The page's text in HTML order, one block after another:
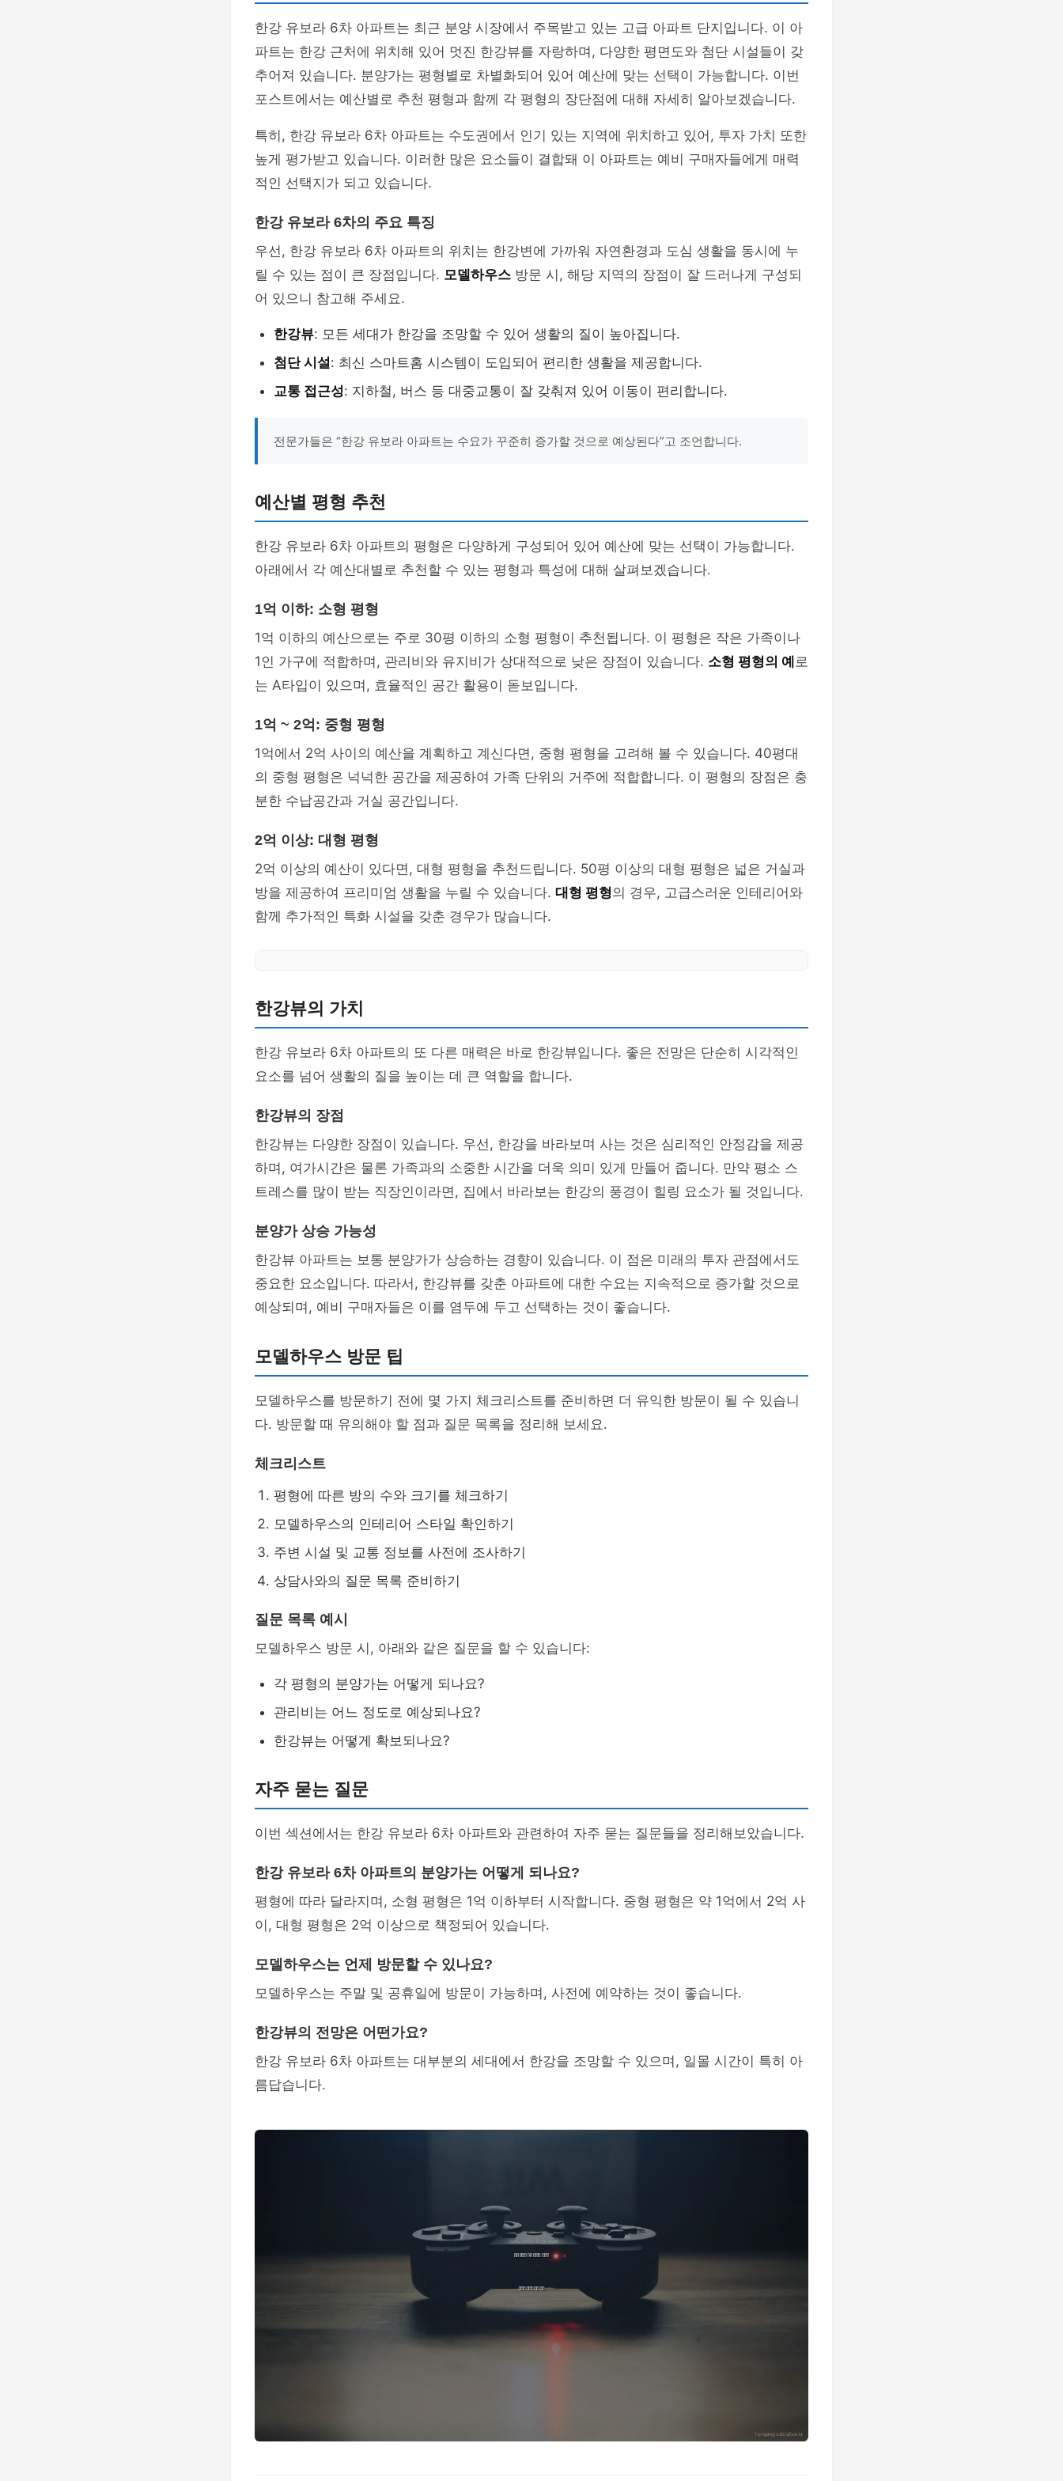
한강 유보라 6차 아파트는 최근 분양 시장에서 주목받고 있는 고급 아파트 단지입니다. 이 아
파트는 한강 근처에 위치해 있어 멋진 한강뷰를 자랑하며, 다양한 평면도와 첨단 시설들이 갖
추어져 있습니다. 분양가는 평형별로 차별화되어 있어 예산에 맞는 선택이 가능합니다. 이번
포스트에서는 예산별로 추천 평형과 함께 각 평형의 장단점에 대해 자세히 알아보겠습니다.
특히, 한강 유보라 6차 아파트는 수도권에서 인기 있는 지역에 위치하고 있어, 투자 가치 또한
높게 평가받고 있습니다. 이러한 많은 요소들이 결합돼 이 아파트는 예비 구매자들에게 매력
적인 선택지가 되고 있습니다.
한강 유보라 6차의 주요 특징
우선, 한강 유보라 6차 아파트의 위치는 한강변에 가까워 자연환경과 도심 생활을 동시에 누
릴 수 있는 점이 큰 장점입니다. 모델하우스 방문 시, 해당 지역의 장점이 잘 드러나게 구성되
어 있으니 참고해 주세요.
한강뷰: 모든 세대가 한강을 조망할 수 있어 생활의 질이 높아집니다.
첨단 시설: 최신 스마트홈 시스템이 도입되어 편리한 생활을 제공합니다.
교통 접근성: 지하철, 버스 등 대중교통이 잘 갖춰져 있어 이동이 편리합니다.
전문가들은 “한강 유보라 아파트는 수요가 꾸준히 증가할 것으로 예상된다”고 조언합니다.
예산별 평형 추천
한강 유보라 6차 아파트의 평형은 다양하게 구성되어 있어 예산에 맞는 선택이 가능합니다.
아래에서 각 예산대별로 추천할 수 있는 평형과 특성에 대해 살펴보겠습니다.
1억 이하: 소형 평형
1억 이하의 예산으로는 주로 30평 이하의 소형 평형이 추천됩니다. 이 평형은 작은 가족이나
1인 가구에 적합하며, 관리비와 유지비가 상대적으로 낮은 장점이 있습니다. 소형 평형의 예 로
는 A타입이 있으며, 효율적인 공간 활용이 돋보입니다.
1억 ~ 2억: 중형 평형
1억에서 2억 사이의 예산을 계획하고 계신다면, 중형 평형을 고려해 볼 수 있습니다. 40평대
의 중형 평형은 넉넉한 공간을 제공하여 가족 단위의 거주에 적합합니다. 이 평형의 장점은 충
분한 수납공간과 거실 공간입니다.
2억 이상: 대형 평형
2억 이상의 예산이 있다면, 대형 평형을 추천드립니다. 50평 이상의 대형 평형은 넓은 거실과
방을 제공하여 프리미엄 생활을 누릴 수 있습니다. 대형 평형의 경우, 고급스러운 인테리어와
함께 추가적인 특화 시설을 갖춘 경우가 많습니다.
한강뷰의 가치
한강 유보라 6차 아파트의 또 다른 매력은 바로 한강뷰입니다. 좋은 전망은 단순히 시각적인
요소를 넘어 생활의 질을 높이는 데 큰 역할을 합니다.
한강뷰의 장점
한강뷰는 다양한 장점이 있습니다. 우선, 한강을 바라보며 사는 것은 심리적인 안정감을 제공
하며, 여가시간은 물론 가족과의 소중한 시간을 더욱 의미 있게 만들어 줍니다. 만약 평소 스
트레스를 많이 받는 직장인이라면, 집에서 바라보는 한강의 풍경이 힐링 요소가 될 것입니다.
분양가 상승 가능성
한강뷰 아파트는 보통 분양가가 상승하는 경향이 있습니다. 이 점은 미래의 투자 관점에서도
중요한 요소입니다. 따라서, 한강뷰를 갖춘 아파트에 대한 수요는 지속적으로 증가할 것으로
예상되며, 예비 구매자들은 이를 염두에 두고 선택하는 것이 좋습니다.
모델하우스 방문 팁
모델하우스를 방문하기 전에 몇 가지 체크리스트를 준비하면 더 유익한 방문이 될 수 있습니
다. 방문할 때 유의해야 할 점과 질문 목록을 정리해 보세요.
체크리스트
평형에 따른 방의 수와 크기를 체크하기
모델하우스의 인테리어 스타일 확인하기
주변 시설 및 교통 정보를 사전에 조사하기
상담사와의 질문 목록 준비하기
질문 목록 예시
모델하우스 방문 시, 아래와 같은 질문을 할 수 있습니다:
각 평형의 분양가는 어떻게 되나요?
관리비는 어느 정도로 예상되나요?
한강뷰는 어떻게 확보되나요?
자주 묻는 질문
이번 섹션에서는 한강 유보라 6차 아파트와 관련하여 자주 묻는 질문들을 정리해보았습니다.
한강 유보라 6차 아파트의 분양가는 어떻게 되나요?
평형에 따라 달라지며, 소형 평형은 1억 이하부터 시작합니다. 중형 평형은 약 1억에서 2억 사
이, 대형 평형은 2억 이상으로 책정되어 있습니다.
모델하우스는 언제 방문할 수 있나요?
모델하우스는 주말 및 공휴일에 방문이 가능하며, 사전에 예약하는 것이 좋습니다.
한강뷰의 전망은 어떤가요?
한강 유보라 6차 아파트는 대부분의 세대에서 한강을 조망할 수 있으며, 일몰 시간이 특히 아
름답습니다.